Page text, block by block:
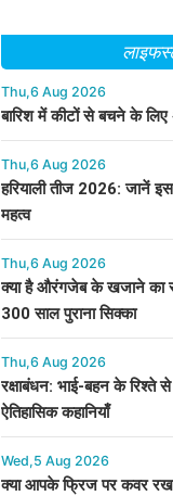
Thu,6 Aug 2026
बारिश में कीटों से बचने के
Thu,6 Aug 2026
हरियाली तीज 2026: जानें
महत्व
Thu,6 Aug 2026
क्या है औरंगजेब के खजाने का
300 साल पुराना सिक्का
Thu,6 Aug 2026
रक्षाबंधन: भाई-बहन के रिश्ते
ऐतिहासिक कहानियाँ
Wed,5 Aug 2026
क्या आपके फ्रिज पर कवर